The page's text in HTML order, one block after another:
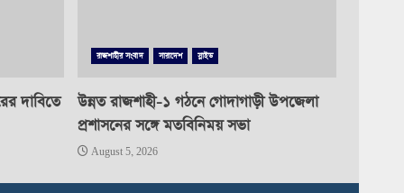
দাবিতে
রাজশাহীর সংবাদ সারাদেশ স্লাইড
উন্নত রাজশাহী-১ গঠনে গোদাগাড়ী উপজেলা
প্রশাসনের সঙ্গে মতবিনিময় সভা
August 5, 2026